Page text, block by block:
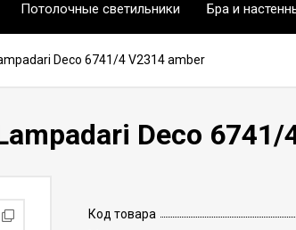
Потолочные светильники Бра и
Deco 6741/4 V2314 amber
Deco 6741/
Код товара